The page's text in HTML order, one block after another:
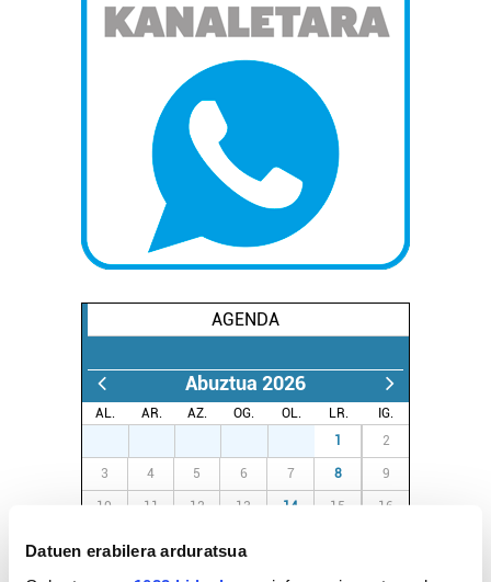
Datuen erabilera arduratsua
AGENDA
Abuztua 2026
AL. AR. AZ. OG. OL. LR.
IG.
1 2
3 4 5 6 7 8 9
10 11 12 13 14 15 16